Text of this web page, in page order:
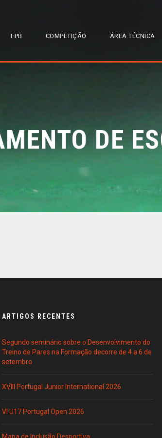
FPB COMPETIÇÃO ÁREA TÉCNICA
DE
ARTIGOS RECENTES
Segundo seminário sobre o Desenvolvimento do
Treino de Pares na Formação decorre de 4 a 6 de
setembro
XVIII Portugal Junior International 2026
VI U17 Portugal Open 2026